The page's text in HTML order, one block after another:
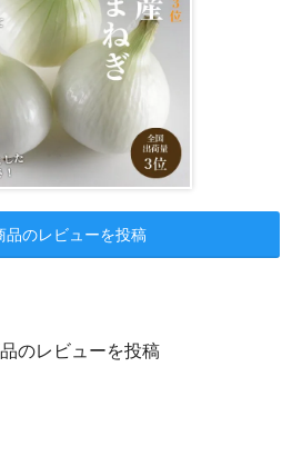
品のレビューを投稿
のレビューを投稿